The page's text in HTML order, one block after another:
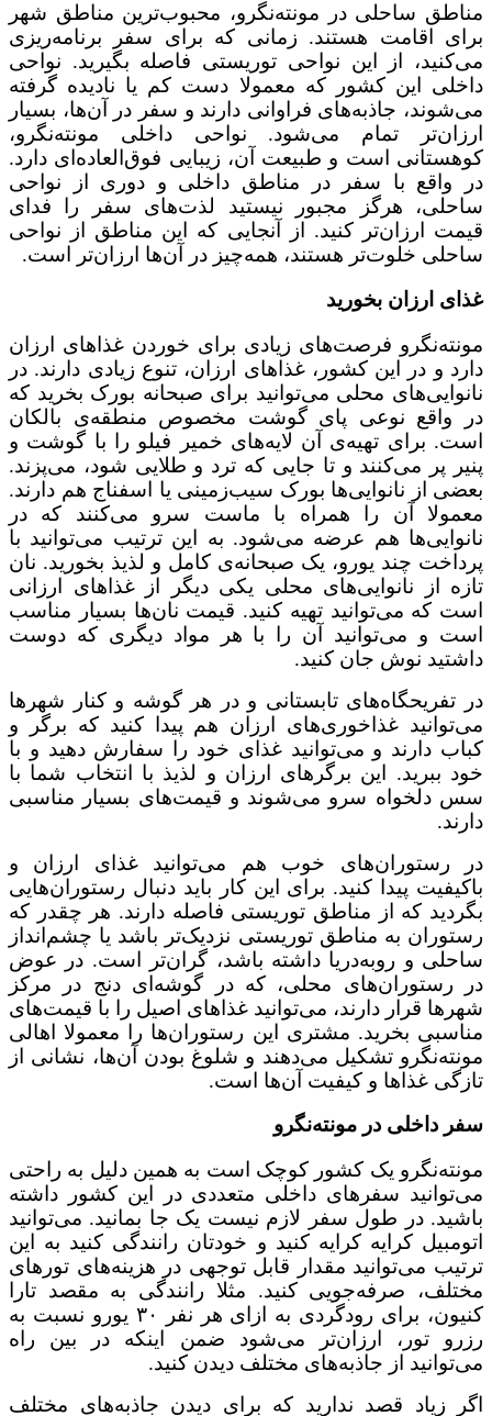
مناطق ساحلی در مونته‌نگرو، محبوب‌ترین مناطق شهر
برای اقامت هستند. زمانی که برای سفر برنامه‌ریزی
می‌کنید، از این نواحی توریستی فاصله بگیرید. نواحی
داخلی این کشور که معمولا دست کم یا نادیده گرفته
می‌شوند، جاذبه‌های فراوانی دارند و سفر در آن‌ها، بسیار
ارزان‌تر تمام می‌شود. نواحی داخلی مونته‌‌نگرو،
کوهستانی است و طبیعت آن، زیبایی فوق‌العاده‌ای دارد.
در واقع با سفر در مناطق داخلی و دوری از نواحی
ساحلی، هرگز مجبور نیستید لذت‌های سفر را فدای
قیمت ارزان‌تر کنید. از آنجایی که این مناطق از نواحی
ساحلی خلوت‌تر هستند، همه‌چیز در آن‌ها ارزان‌تر است.
غذای ارزان بخورید
مونته‌نگرو فرصت‌های زیادی برای خوردن غذاهای ارزان
دارد و در این کشور، غذاهای ارزان، تنوع زیادی دارند. در
نانوایی‌های محلی می‌توانید برای صبحانه بورک بخرید که
در واقع نوعی پای گوشت مخصوص منطقه‌ی بالکان
است. برای تهیه‌ی آن لایه‌های خمیر فیلو را با گوشت و
پنیر پر می‌کنند و تا جایی که ترد و طلایی شود، می‌پزند.
بعضی از نانوایی‌ها بورک سیب‌زمینی یا اسفناج هم دارند.
معمولا آن را همراه با ماست سرو می‌کنند که در
نانوایی‌ها هم عرضه می‌شود. به این ترتیب می‌توانید با
پرداخت چند یورو، یک صبحانه‌ی کامل و لذیذ بخورید. نان
تازه از نانوایی‌های محلی یکی دیگر از غذاهای ارزانی
است که می‌توانید تهیه کنید. قیمت نان‌ها بسیار مناسب
است و می‌توانید آن را با هر مواد دیگری که دوست
داشتید نوش جان کنید.
در تفریحگاه‌های تابستانی و در هر گوشه و کنار شهرها
می‌توانید غذاخوری‌های ارزان هم پیدا کنید که برگر و
کباب دارند و می‌توانید غذای خود را سفارش دهید و با
خود ببرید. این برگرهای ارزان و لذیذ با انتخاب شما با
سس دلخواه سرو می‌شوند و قیمت‌های بسیار مناسبی
دارند.
در رستوران‌های خوب هم می‌توانید غذای ارزان و
باکیفیت پیدا کنید. برای این کار باید دنبال رستوران‌هایی
بگردید که از مناطق توریستی فاصله دارند. هر چقدر که
رستوران به مناطق توریستی نزدیک‌تر باشد یا چشم‌انداز
ساحلی و روبه‌دریا داشته باشد، گران‌تر است. در عوض
در رستوران‌های محلی، که در گوشه‌ای دنج در مرکز
شهرها قرار دارند، می‌توانید غذاهای اصیل را با قیمت‌های
مناسبی بخرید. مشتری این رستوران‌ها را معمولا اهالی
مونته‌نگرو تشکیل می‌دهند و شلوغ بودن آن‌ها، نشانی از
تازگی غذاها و کیفیت آن‌ها است.
سفر داخلی در مونته‌نگرو
مونته‌نگرو یک کشور کوچک است به همین دلیل به راحتی
می‌توانید سفرهای داخلی متعددی در این کشور داشته
باشید. در طول سفر لازم نیست یک جا بمانید. می‌توانید
اتومبیل کرایه کرایه کنید و خودتان رانندگی کنید به این
ترتیب می‌توانید مقدار قابل توجهی در هزینه‌های تورهای
مختلف، صرفه‌جویی کنید. مثلا رانندگی به مقصد تارا
کنیون، برای رودگردی به ازای هر نفر ۳۰ یورو نسبت به
رزرو تور، ارزان‌تر می‌شود ضمن اینکه در بین راه
می‌توانید از جاذبه‌های مختلف دیدن کنید.
اگر زیاد قصد ندارید که برای دیدن جاذبه‌های مختلف